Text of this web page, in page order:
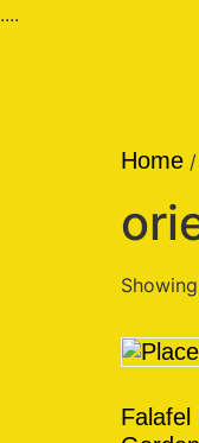
....
Home
Falafel